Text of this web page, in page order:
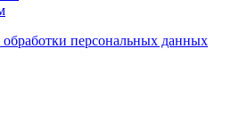
персональных данных